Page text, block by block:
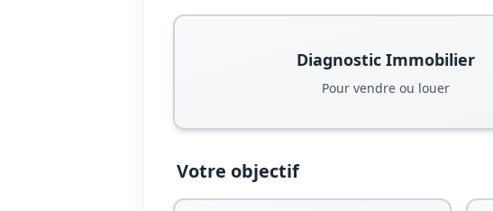
Diagnostic Immobilier
Pour vendre ou louer
Votre objectif